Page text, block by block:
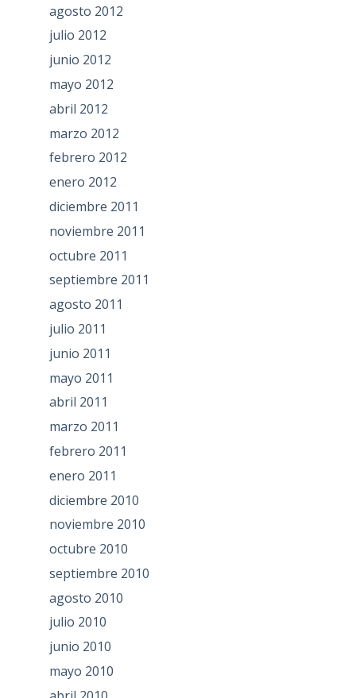
agosto 2012
julio 2012
junio 2012
mayo 2012
abril 2012
marzo 2012
febrero 2012
enero 2012
diciembre 2011
noviembre 2011
octubre 2011
septiembre 2011
agosto 2011
julio 2011
junio 2011
mayo 2011
abril 2011
marzo 2011
febrero 2011
enero 2011
diciembre 2010
noviembre 2010
octubre 2010
septiembre 2010
agosto 2010
julio 2010
junio 2010
mayo 2010